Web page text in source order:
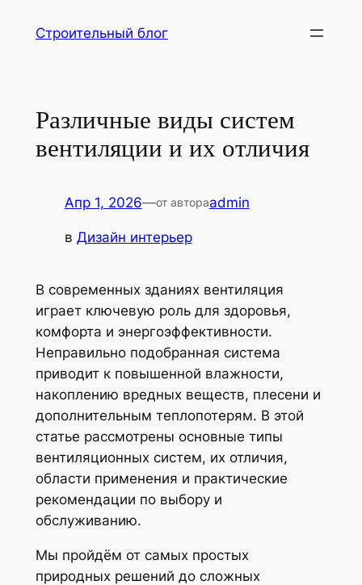
Строительный блог
Различные виды систем
вентиляции и их отличия
Апр 1, 2026—от автораadmin
в Дизайн интерьер
В современных зданиях вентиляция
играет ключевую роль для здоровья,
комфорта и энергоэффективности.
Неправильно подобранная система
приводит к повышенной влажности,
накоплению вредных веществ, плесени и
дополнительным теплопотерям. В этой
статье рассмотрены основные типы
вентиляционных систем, их отличия,
области применения и практические
рекомендации по выбору и
обслуживанию.
Мы пройдём от самых простых
природных решений до сложных